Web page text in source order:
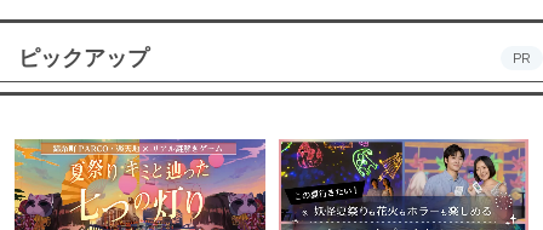
ピックアップ PR